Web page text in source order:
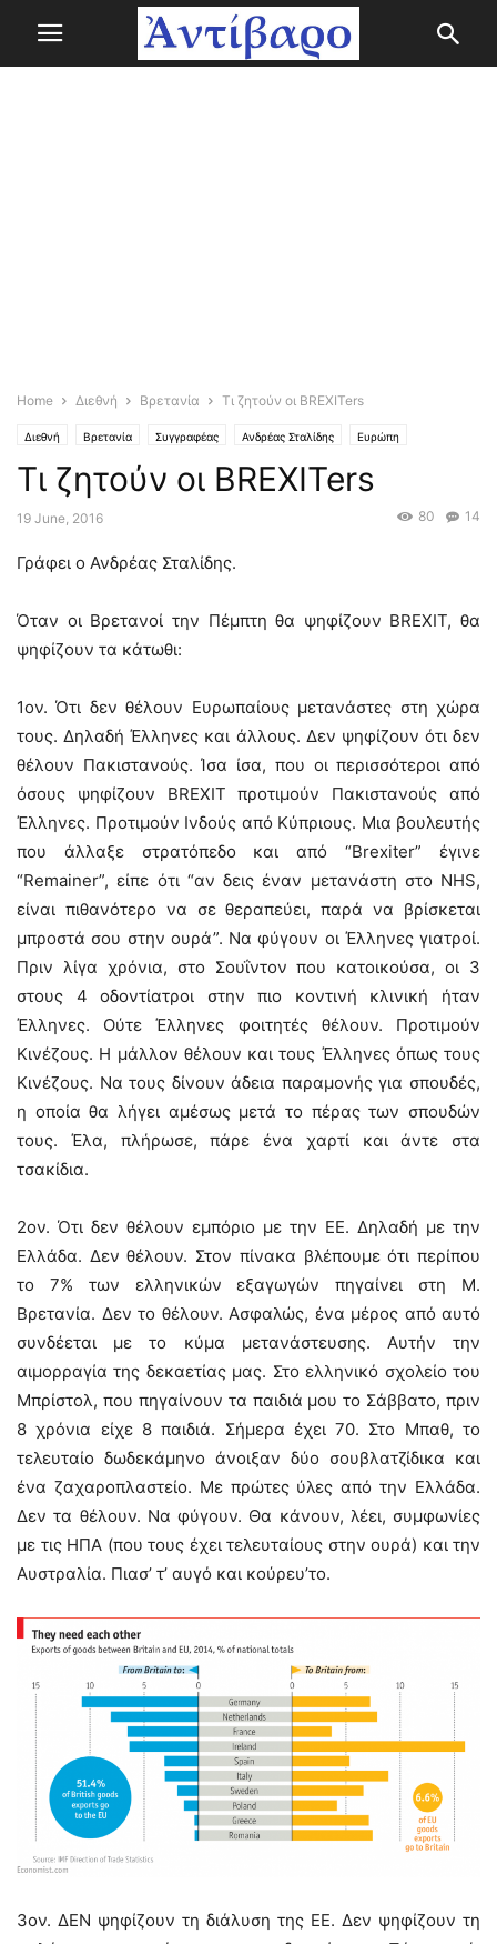
Home Διεθνή Βρετανία Τι ζητούν οι BREXITers
Διεθνή Βρετανία Συγγραφέας Ανδρέας Σταλίδης Ευρώπη
Τι ζητούν οι BREXITers
19 June, 2016 14
80
Γράφει ο Ανδρέας Σταλίδης.
Όταν οι Βρετανοί την Πέμπτη θα ψηφίζουν BREXIT, θα
ψηφίζουν τα κάτωθι:
1ον. Ότι δεν θέλουν Ευρωπαίους μετανάστες στη χώρα
τους. Δηλαδή Έλληνες και άλλους. Δεν ψηφίζουν ότι δεν
θέλουν Πακιστανούς. Ίσα ίσα, που οι περισσότεροι από
όσους ψηφίζουν BREXIT προτιμούν Πακιστανούς από
Έλληνες. Προτιμούν Ινδούς από Κύπριους. Μια βουλευτής
που άλλαξε στρατόπεδο και από “Brexiter” έγινε
“Remainer”, είπε ότι “αν δεις έναν μετανάστη στο NHS,
είναι πιθανότερο να σε θεραπεύει, παρά να βρίσκεται
μπροστά σου στην ουρά”. Να φύγουν οι Έλληνες γιατροί.
Πριν λίγα χρόνια, στο Σουΐντον που κατοικούσα, οι 3
στους 4 οδοντίατροι στην πιο κοντινή κλινική ήταν
Έλληνες. Ούτε Έλληνες φοιτητές θέλουν. Προτιμούν
Κινέζους. Η μάλλον θέλουν και τους Έλληνες όπως τους
Κινέζους. Να τους δίνουν άδεια παραμονής για σπουδές,
η οποία θα λήγει αμέσως μετά το πέρας των σπουδών
τους. Έλα, πλήρωσε, πάρε ένα χαρτί και άντε στα
τσακίδια.
2ον. Ότι δεν θέλουν εμπόριο με την ΕΕ. Δηλαδή με την
Ελλάδα. Δεν θέλουν. Στον πίνακα βλέπουμε ότι περίπου
το 7% των ελληνικών εξαγωγών πηγαίνει στη Μ.
Βρετανία. Δεν το θέλουν. Ασφαλώς, ένα μέρος από αυτό
συνδέεται με το κύμα μετανάστευσης. Αυτήν την
αιμορραγία της δεκαετίας μας. Στο ελληνικό σχολείο του
Μπρίστολ, που πηγαίνουν τα παιδιά μου το Σάββατο, πριν
8 χρόνια είχε 8 παιδιά. Σήμερα έχει 70. Στο Μπαθ, το
τελευταίο δωδεκάμηνο άνοιξαν δύο σουβλατζίδικα και
ένα ζαχαροπλαστείο. Με πρώτες ύλες από την Ελλάδα.
Δεν τα θέλουν. Να φύγουν. Θα κάνουν, λέει, συμφωνίες
με τις ΗΠΑ (που τους έχει τελευταίους στην ουρά) και την
Αυστραλία. Πιασ’ τ’ αυγό και κούρευ’το.
3ον. ΔΕΝ ψηφίζουν τη διάλυση της ΕΕ. Δεν ψηφίζουν τη